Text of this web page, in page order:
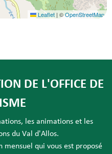
Leaflet | ©OpenStreetMap
DE L'OFFICE DE
les animations et les
du Val d'Allos.
qui vous est proposé